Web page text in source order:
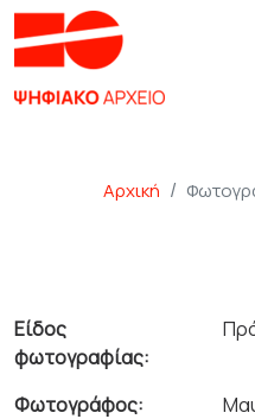
Αρχική
Είδος
φωτογραφίας:
Φωτογράφος: